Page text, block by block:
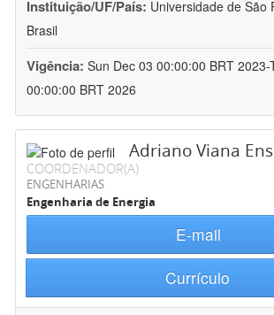
Instituição/UF/País: Universidade de São
Brasil
Vigência: Sun Dec 03 00:00:00 BRT 2023-
00:00:00 BRT 2026
Adriano Viana
COORDENADOR(A)
ENGENHARIAS
Engenharia de Energia
E-mail
Currículo